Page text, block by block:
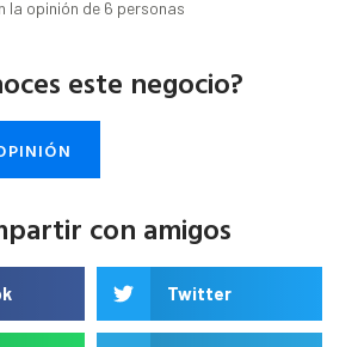
la opinión de 6 personas
este negocio?
con amigos
Twitter